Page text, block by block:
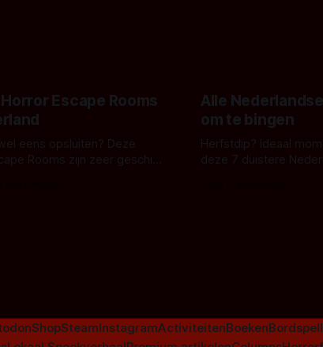
Horror Escape Rooms
eens opsluiten? Deze
Rooms zijn zeer geschikt
Alle
om te bingen
Herfstdip? Ideaal
deze 7 duistere
ShopSteamInstagramActiviteitenBoeken